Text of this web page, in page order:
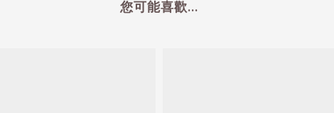
您可能喜歡...